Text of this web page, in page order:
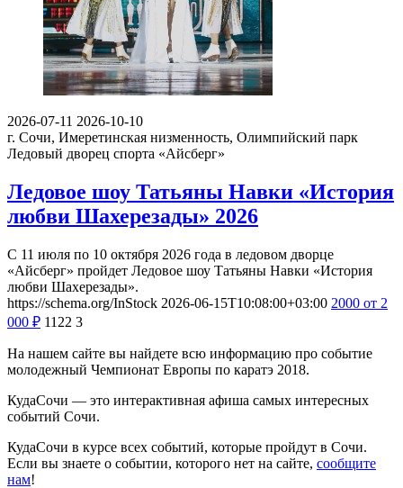
2026-07-11 2026-10-10
г. Сочи, Имеретинская низменность, Олимпийский парк
Ледовый дворец спорта «Айсберг»
Ледовое шоу Татьяны Навки «История
любви Шахерезады» 2026
С 11 июля по 10 октября 2026 года в ледовом дворце
«Айсберг» пройдет Ледовое шоу Татьяны Навки «История
любви Шахерезады».
https://schema.org/InStock 2026-06-15T10:08:00+03:00 2000 от 2
000 ₽ 1122 3
На нашем сайте вы найдете всю информацию про событие
молодежный Чемпионат Европы по каратэ 2018.
КудаСочи — это интерактивная афиша самых интересных
событий Сочи.
КудаСочи в курсе всех событий, которые пройдут в Сочи.
Если вы знаете о событии, которого нет на сайте, сообщите
нам!